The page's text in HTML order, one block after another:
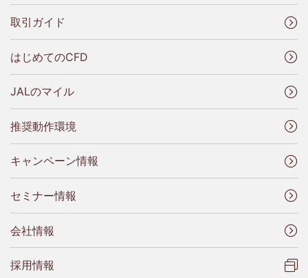
取引ガイド
はじめてのCFD
JALのマイル
推奨動作環境
キャンペーン情報
セミナー情報
会社情報
採用情報